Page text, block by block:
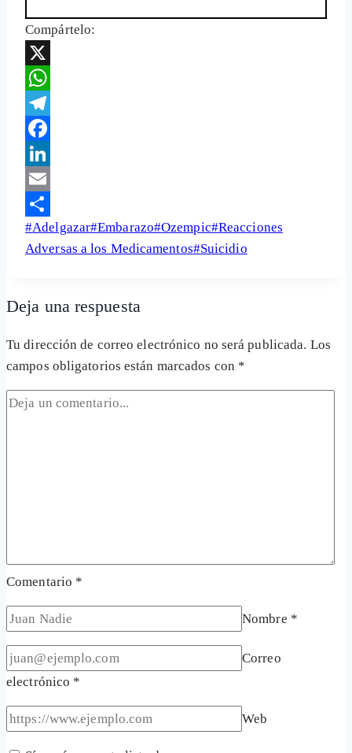
Compártelo:
X
WhatsApp
Telegram
Facebook
LinkedIn
Email
Share
Etiquetas
de
#Adelgazar#Embarazo#Ozempic#Reacciones
Adversas a los Medicamentos#Suicidio
Deja una respuesta
Tu dirección de correo electrónico no será publicada. Los
campos obligatorios están marcados con *
Comentario *
Nombre *
Correo
electrónico *
Web